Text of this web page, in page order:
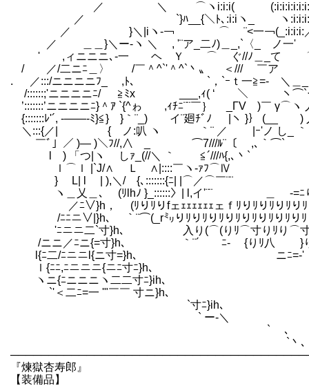
／ ＼ ⌒ヽi:i:i( (:i:i:i:i:i:i:i(
／ `}ﾊ__{＼ﾄ､:i:iヽ_ ヽ
／ }＼|iヽ‐￢ ⌒ ¨<一￢(_:i:i:i:／ (:i:i乂
／ ＿＿}＼ー-ヽ ＼ , '¨ア_二ﾉ)＿_,`〈_ ノ一' )
' ,ィニニニ､-一 ヘ Ｙ ⌒ ぐ//ﾉ＿_て ⌒ヽ､
/ ／/二ニﾆ＿〉 /￣＾^`'＾^`丶〟 ＜/// ￣ア
. ／:::/ニニニニﾌ_ ,ﾄ､ `，`ｰｔ一≧=- ＼＿_,
/::::::;'ニニニニﾆ/ ≧ﾐx ___,ｨ( ‘ ＼ ヽ
’:::::::’ニニニニﾆ}＾ｱ `{^ゎ ,ｨﾁﾆ¨¨￣｝ _ГV )
{:::::::ﾚ'´, -――-ﾐ}≦} }｀¨_) イ¨廻ﾁﾞﾉ |ヽ }｝ (__
＼:::{／| { ノ:叭 ヽ ｀¨ ／ |ｰ'ノ し
￣ﾞ」／ )― )＼ﾌ//,∧ _ ⌒7///ﾙ¨〔 ,､｀
l ) 「つ|ヽ しｧ_(//＼ ｀ ≦´///ﾊ{,､丶` _
ｌ⌒ｌ |`J/∧ Ｌ ∧|::::￣ヽ-ｧﾌ⌒Ⅳ _ -=り
} L| l ゝ| ),＼/ {､:::::::{ﾆ| |⌒／⌒￣¨¨ ＿ -=ﾆりﾘ
ヽ＿乂＿､ (ﾘlhﾉ }_::::::〉| l,イ'¨¨ ＿ -=ﾆりﾘりﾘり
／ﾆ∨}h， (ﾘりﾘりfェｪｪｪｪｪｪェｆﾘりﾘりﾘりﾘりﾘりﾘ
/ﾆﾆニ∨|}h､ ｀¨⌒(_r㍉りﾘりﾘりﾘりﾘりﾘりﾘりﾘりﾘりﾘ
'ﾆニニ二`寸}h､ 入り(⌒(りﾘ⌒寸りﾘり⌒寸りﾘ
/ニニ／ﾆニ{=寸}h､ ｀¨´ ゝﾆ- {りﾘ八 }りﾘ
l{ﾆ二/ﾆニニl{ニ寸=}h､ ゝニﾆ=-' 寸
ｌ{ﾆﾆ,ﾆニニニ{ニﾆ寸ﾆ}h､
ヽニ{ﾆニニニヽ二二寸ﾆ}ih
`'＜二ﾆ=一 '"￣
`寸ﾆ}ih
` ー‐
` ､
`丶､
『煉獄杏寿郎』
【装備品】